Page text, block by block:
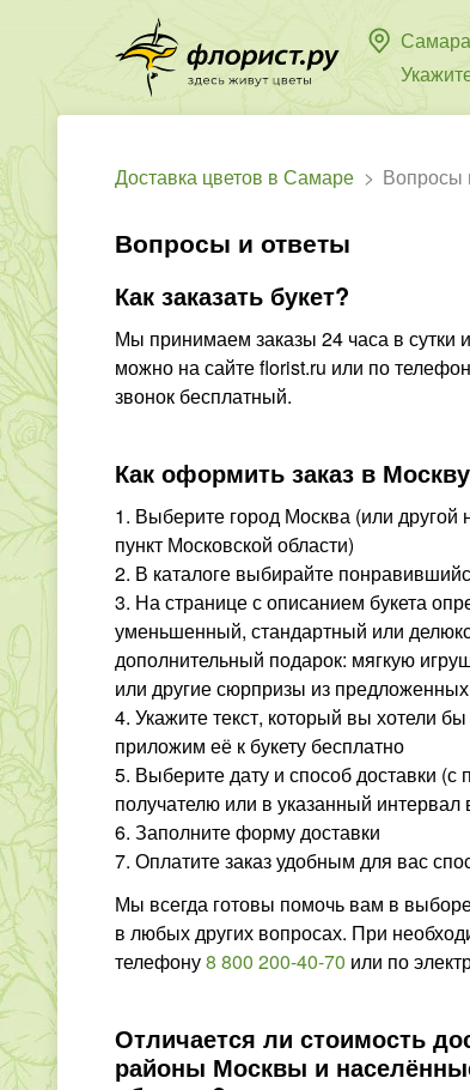
Самара
Доставка цветов в Самаре Вопросы
Вопросы и ответы
Как заказать букет?
Мы принимаем заказы 24 часа в сутки
можно на сайте florist.ru или по
звонок бесплатный.
Как оформить заказ в
1. Выберите город Москва (или
пункт Московской области)
2. В каталоге выбирайте
3. На странице с описанием букета
уменьшенный, стандартный или
дополнительный подарок: мягкую
или другие сюрпризы из предложенных
4. Укажите текст, который вы хотели
приложим её к букету бесплатно
5. Выберите дату и способ доставки
получателю или в указанный интервал
6. Заполните форму доставки
7. Оплатите заказ удобным для вас
Мы всегда готовы помочь вам в
в любых других вопросах. При
телефону8 800 200-40-70 или по
Отличается ли стоимость
районы Москвы и